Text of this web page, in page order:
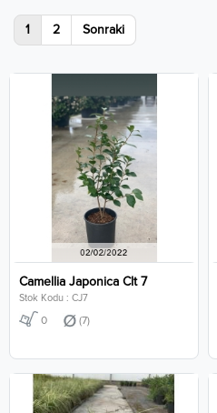
1 2 Sonraki
Camellia Japonica Clt 7
Stok Kodu : CJ7
0 (7)